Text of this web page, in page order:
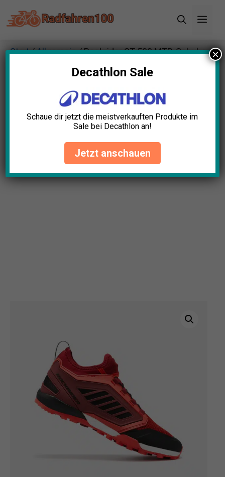
Inhalt
Start/Allgemein/ Rockrider ST 500 MTB-Schuhe
Decathlon Sale
Schaue dir jetzt die meistverkauften Produkte im
Sale bei Decathlon an!
Jetzt anschauen
×